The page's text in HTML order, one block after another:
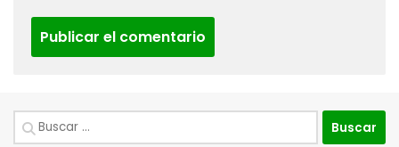
Buscar: